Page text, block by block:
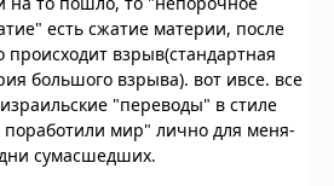
есть сжатие материи, после
происходит взрыв(стандартная
большого взрыва). вот ивсе. все
"переводы" в стиле
мир" лично для меня-
сумасшедших.